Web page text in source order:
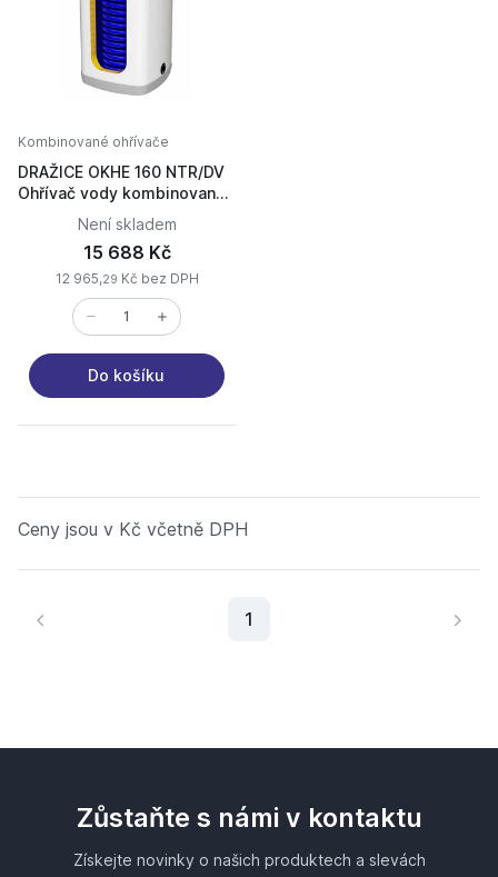
Kombinované ohřívače
DRAŽICE OKHE 160 NTR/DV
Ohřívač vody kombinovaný
závěsný
Není skladem
15 688 Kč
12 965,29 Kč bez DPH
Do košíku
Ceny jsou v Kč včetně DPH
1
Zůstaňte s námi v kontaktu
Získejte novinky o našich produktech a slevách